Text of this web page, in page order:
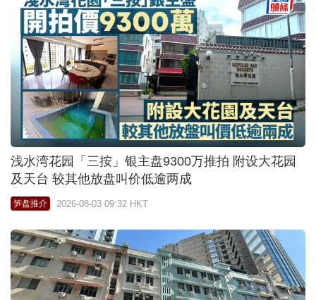
浅水湾花园「三按」银主盘9300万推拍 附设大花园
及天台 较其他放盘叫价低逾两成
笋盘推介 2026-08-03 09:32 HKT